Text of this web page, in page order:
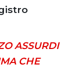
ASSURDI
CHE